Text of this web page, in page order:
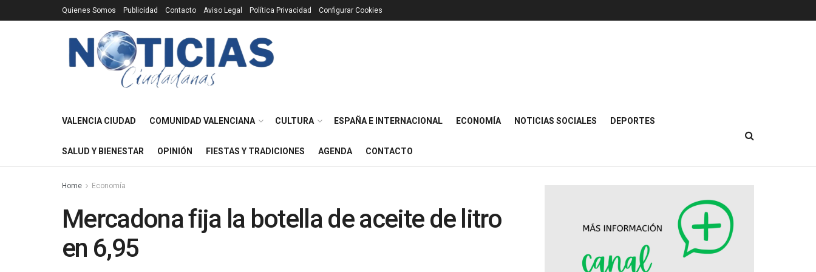
Quienes Somos Publicidad Contacto Aviso Legal Política Privacidad Configurar Cookies
VALENCIA CIUDAD COMUNIDAD VALENCIANA CULTURA ESPAÑA E INTERNACIONAL ECONOMÍA NOTICIAS SOCIALES DEPORTES
SALUD Y BIENESTAR OPINIÓN FIESTAS Y TRADICIONES AGENDA CONTACTO
Home Economía
Mercadona fija la botella de aceite de litro
en 6,95